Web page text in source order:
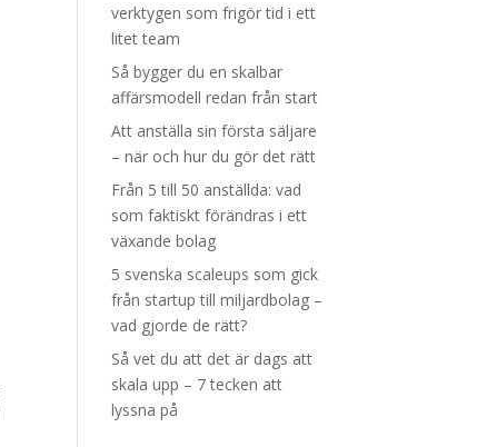
verktygen som frigör tid i ett
litet team
Så bygger du en skalbar
affärsmodell redan från start
Att anställa sin första säljare
– när och hur du gör det rätt
Från 5 till 50 anställda: vad
som faktiskt förändras i ett
växande bolag
5 svenska scaleups som gick
från startup till miljardbolag –
vad gjorde de rätt?
Så vet du att det är dags att
skala upp – 7 tecken att
lyssna på